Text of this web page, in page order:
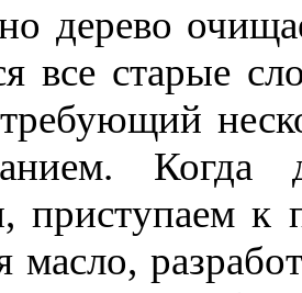
дерево
все старые
Когда
приступаем
масло,